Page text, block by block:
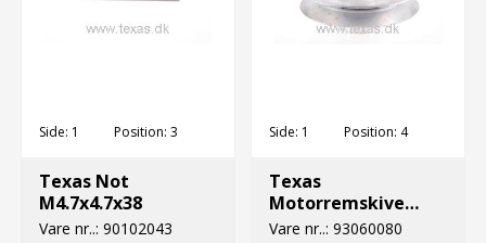
Side: 1 Position: 3
Texas Not
M4.7x4.7x38
Vare nr..: 90102043
Side: 1 Position: 4
Texas
Motorremskive
honda
Vare nr..: 93060080